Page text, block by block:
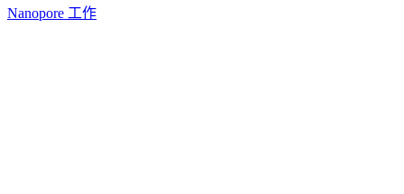
Nanopore 工作